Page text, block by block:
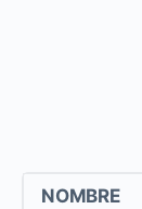
NOMBRE